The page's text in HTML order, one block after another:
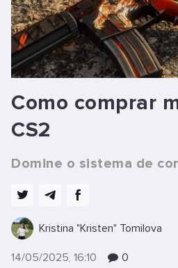
Kristina "Kristen" Tomilova
14/05/2025, 16:10 0
Como comprar
CS2
Domine o sistema de